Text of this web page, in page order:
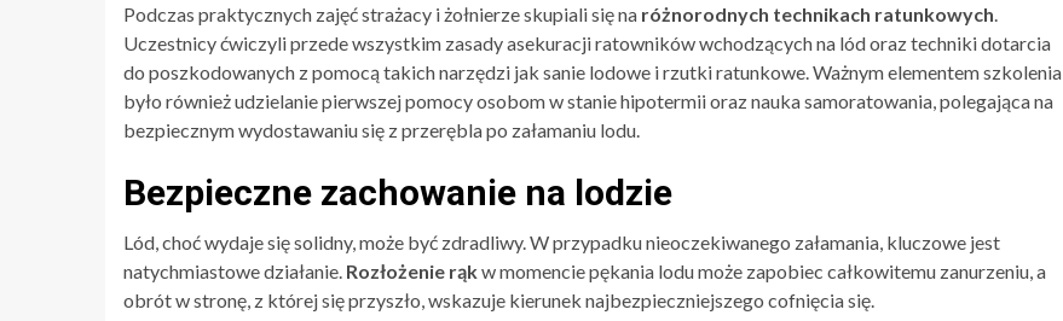
Podczas praktycznych zajęć strażacy i żołnierze skupiali się na różnorodnych technikach ratunkowych.
Uczestnicy ćwiczyli przede wszystkim zasady asekuracji ratowników wchodzących na lód oraz techniki dotarcia
do poszkodowanych z pomocą takich narzędzi jak sanie lodowe i rzutki ratunkowe. Ważnym elementem szkolenia
było również udzielanie pierwszej pomocy osobom w stanie hipotermii oraz nauka samoratowania, polegająca na
bezpiecznym wydostawaniu się z przerębla po załamaniu lodu.
Bezpieczne zachowanie na lodzie
Lód, choć wydaje się solidny, może być zdradliwy. W przypadku nieoczekiwanego załamania, kluczowe jest
natychmiastowe działanie. Rozłożenie rąkw momencie pękania lodu może zapobiec całkowitemu zanurzeniu, a
obrót w stronę, z której się przyszło, wskazuje kierunek najbezpieczniejszego cofnięcia się.